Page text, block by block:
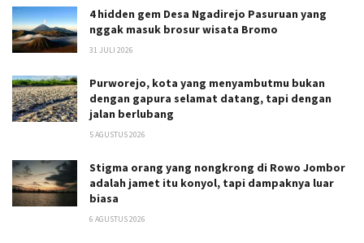
4 hidden gem Desa Ngadirejo Pasuruan yang
nggak masuk brosur wisata Bromo
31 JULI 2026
Purworejo, kota yang menyambutmu bukan
dengan gapura selamat datang, tapi dengan
jalan berlubang
5 AGUSTUS 2026
Stigma orang yang nongkrong di Rowo Jombor
adalah jamet itu konyol, tapi dampaknya luar
biasa
6 AGUSTUS 2026